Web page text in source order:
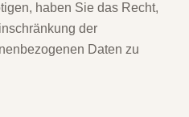
haben Sie das Recht,
der
Daten zu